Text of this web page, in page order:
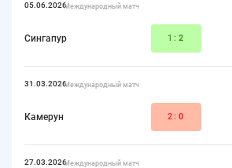
05.06.2026Международный матч
Сингапур 1: 2
31.03.2026Международный матч
Камерун 2: 0
27.03.2026Международный матч